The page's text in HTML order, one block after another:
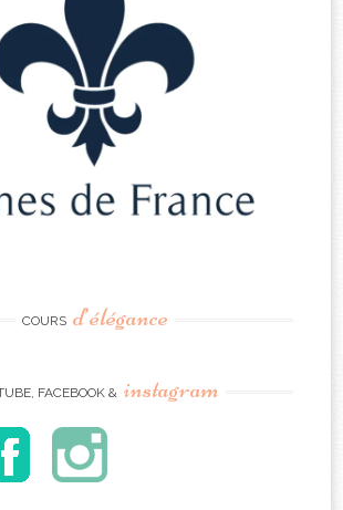
COURS d’élégance
FACEBOOK & instagram